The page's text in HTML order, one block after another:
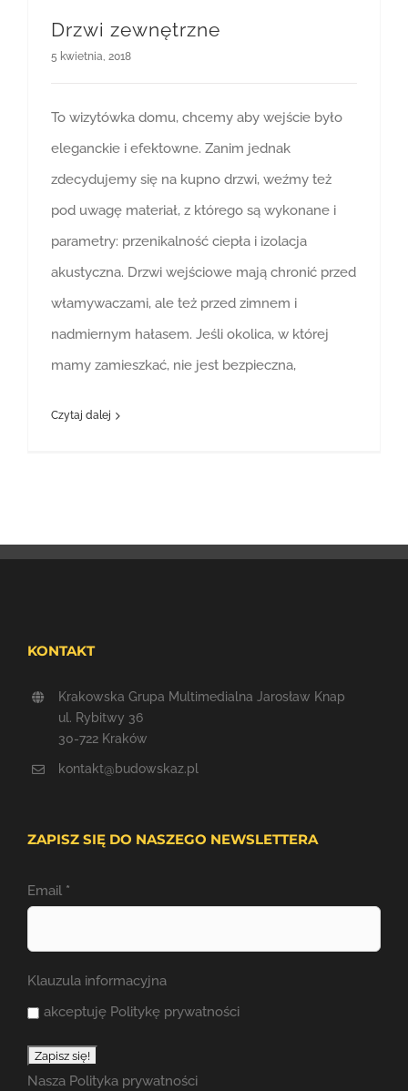
Drzwi zewnętrzne
5 kwietnia, 2018
To wizytówka domu, chcemy aby wejście było
eleganckie i efektowne. Zanim jednak
zdecydujemy się na kupno drzwi, weźmy też
pod uwagę materiał, z którego są wykonane i
parametry: przenikalność ciepła i izolacja
akustyczna. Drzwi wejściowe mają chronić przed
włamywaczami, ale też przed zimnem i
nadmiernym hałasem. Jeśli okolica, w której
mamy zamieszkać, nie jest bezpieczna,
Czytaj dalej
KONTAKT
Krakowska Grupa Multimedialna Jarosław Knap
ul. Rybitwy 36
30-722 Kraków
kontakt@budowskaz.pl
ZAPISZ SIĘ DO NASZEGO NEWSLETTERA
Email *
Klauzula informacyjna
akceptuję Politykę prywatności
Nasza Polityka prywatności